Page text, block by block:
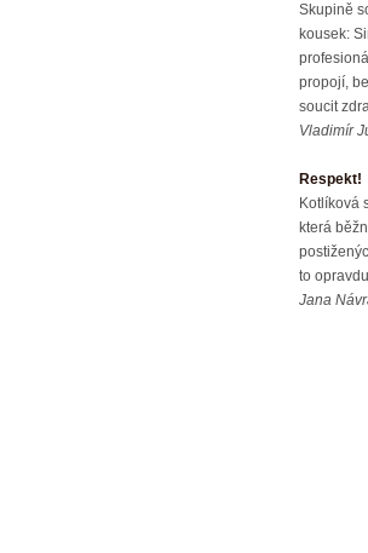
Skupině
kousek:
propojí,
soucit
Vladimír
Respekt!
Kotlíková
která
to
Jana